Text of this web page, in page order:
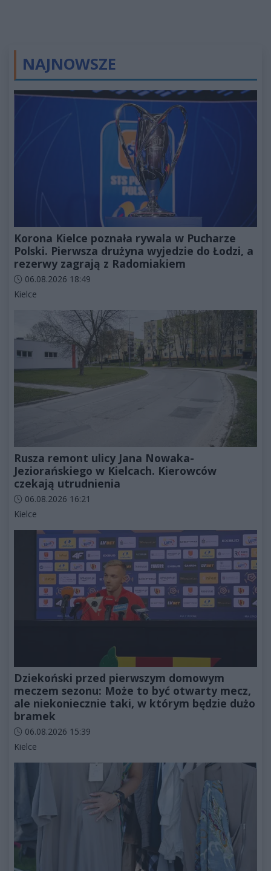
NAJNOWSZE
Korona Kielce poznała rywala w Pucharze
Polski. Pierwsza drużyna wyjedzie do Łodzi, a
rezerwy zagrają z Radomiakiem
Data dodania artykułu:
06.08.2026 18:49
Kategorie artykułu:
Kielce
Rusza remont ulicy Jana Nowaka-
Jeziorańskiego w Kielcach. Kierowców
czekają utrudnienia
Data dodania artykułu:
06.08.2026 16:21
Kategorie artykułu:
Kielce
Dziekoński przed pierwszym domowym
meczem sezonu: Może to być otwarty mecz,
ale niekoniecznie taki, w którym będzie dużo
bramek
Data dodania artykułu:
06.08.2026 15:39
Kategorie artykułu:
Kielce